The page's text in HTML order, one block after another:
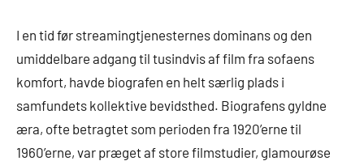
I en tid før streamingtjenesternes dominans og den
umiddelbare adgang til tusindvis af film fra sofaens
komfort, havde biografen en helt særlig plads i
samfundets kollektive bevidsthed. Biografens gyldne
æra, ofte betragtet som perioden fra 1920’erne til
1960’erne, var præget af store filmstudier, glamourøse